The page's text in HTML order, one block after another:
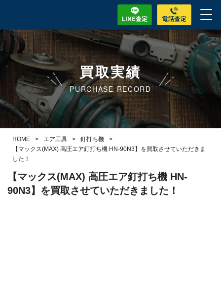
買取実績
PURCHASE RECORD
HOME > エア工具 > 釘打ち機
>
【マックス(MAX) 高圧エア釘打ち機 HN-90N3】を買取させていただきま
した！
【マックス(MAX) 高圧エア釘打ち機 HN-
90N3】を買取させていただきました！